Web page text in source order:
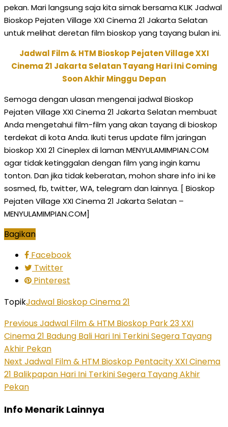
pekan. Mari langsung saja kita simak bersama KLIK Jadwal
Bioskop Pejaten Village XXI Cinema 21 Jakarta Selatan
untuk melihat deretan film bioskop yang tayang bulan ini.
Jadwal Film & HTM Bioskop Pejaten Village XXI
Cinema 21 Jakarta Selatan Tayang Hari Ini Coming
Soon Akhir Minggu Depan
Semoga dengan ulasan mengenai jadwal Bioskop
Pejaten Village XXI Cinema 21 Jakarta Selatan membuat
Anda mengetahui film-film yang akan tayang di bioskop
terdekat di kota Anda. Ikuti terus update film jaringan
bioskop XXI 21 Cineplex di laman MENYULAMIMPIAN.COM
agar tidak ketinggalan dengan film yang ingin kamu
tonton. Dan jika tidak keberatan, mohon share info ini ke
sosmed, fb, twitter, WA, telegram dan lainnya. [ Bioskop
Pejaten Village XXI Cinema 21 Jakarta Selatan –
MENYULAMIMPIAN.COM]
Bagikan
Facebook
Twitter
Pinterest
TopikJadwal Bioskop Cinema 21
PreviousJadwal Film & HTM Bioskop Park 23 XXI
Cinema 21 Badung Bali Hari Ini Terkini Segera Tayang
Akhir Pekan
Next Jadwal Film & HTM Bioskop Pentacity XXI Cinema
21 Balikpapan Hari Ini Terkini Segera Tayang Akhir
Pekan
Info Menarik Lainnya